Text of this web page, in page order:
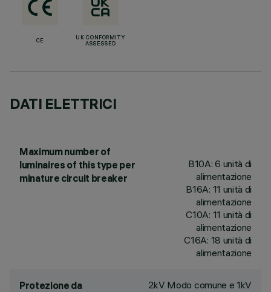
CE
UK CONFORMITY
ASSESSED
DATI ELETTRICI
Maximum number of
luminaires of this type per
minature circuit breaker
B10A: 6 unità di
alimentazione
B16A: 11 unità di
alimentazione
C10A: 11 unità di
alimentazione
C16A: 18 unità di
alimentazione
Protezione da
2kV Modo comune e 1kV